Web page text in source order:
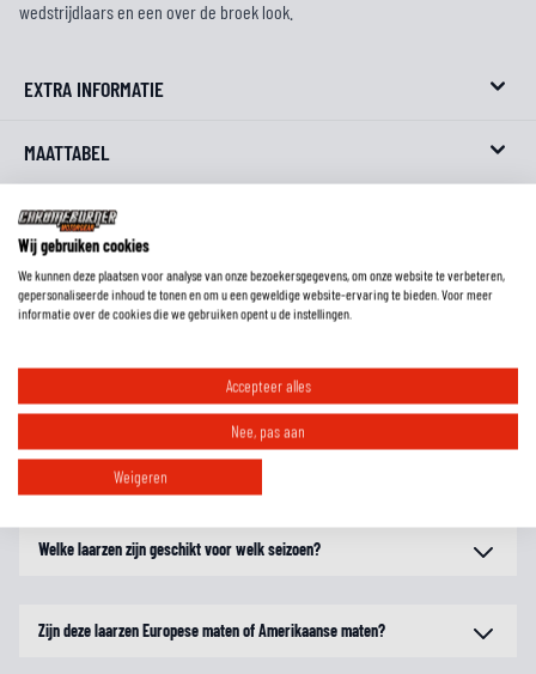
wedstrijdlaars en een over de broek look.
EXTRA INFORMATIE
MAATTABEL
REVIEWS
FAQ
Wat is de pasvorm van deze laarzen?
Moet ik motorlaarzen altijd een maat groter bestellen?
Welke laarzen zijn geschikt voor welk seizoen?
Zijn deze laarzen Europese maten of Amerikaanse maten?
Wij gebruiken cookies
We kunnen deze plaatsen voor analyse van onze bezoekersgegevens, om onze website te verbeteren,
gepersonaliseerde inhoud te tonen en om u een geweldige website-ervaring te bieden. Voor meer
informatie over de cookies die we gebruiken opent u de instellingen.
Accepteer alles
Nee, pas aan
Weigeren